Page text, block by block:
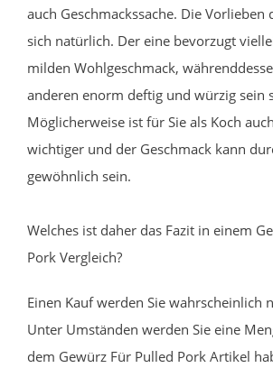
auch Geschmackssache. Die Vorlieben
sich natürlich. Der eine bevorzugt
milden Wohlgeschmack,
anderen enorm deftig und würzig sein
Möglicherweise ist für Sie als Koch
wichtiger und der Geschmack kann
gewöhnlich sein.
Welches ist daher das Fazit in einem
Pork Vergleich?
Einen Kauf werden Sie wahrscheinlich
Unter Umständen werden Sie eine
dem Gewürz Für Pulled Pork Artikel